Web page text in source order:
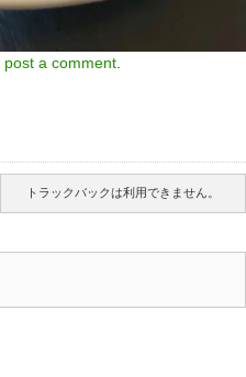
post a comment.
トラックバックは利用できません。